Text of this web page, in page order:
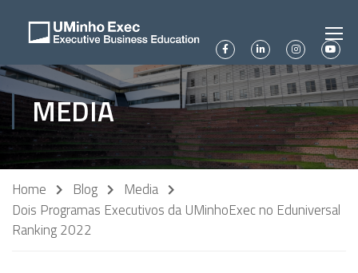
MEDIA
Home Blog
Media
Dois Programas Executivos da UMinhoExec no Eduniversal
Ranking 2022